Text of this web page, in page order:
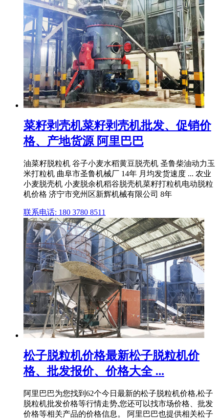
菜籽剥壳机菜籽剥壳机批发、促销价
格、产地货源 阿里巴巴
油菜籽脱粒机 谷子小麦水稻黄豆脱壳机 圣鲁柴油动力玉
米打粒机 曲阜市圣鲁机械厂 14年 月均发货速度 ... 农业
小麦脱壳机 小麦脱余机稻谷脱壳机菜籽打粒机电动脱粒
机价格 济宁市兖州区新辉机械有限公司 8年
联系电话: 180 3780 8511
松子脱粒机价格最新松子脱粒机价
格、批发报价、价格大全 ...
阿里巴巴为您找到62个今日最新的松子脱粒机价格,松子
脱粒机批发价格等行情走势,您还可以找市场价格、批发
价格等相关产品的价格信息。 阿里巴巴也提供相关松子